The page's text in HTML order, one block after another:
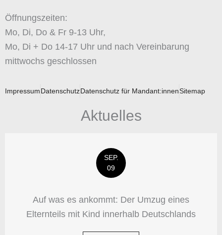
Öffnungszeiten:
Mo, Di, Do & Fr 9-13 Uhr,
Mo, Di + Do 14-17 Uhr und nach Vereinbarung
mittwochs geschlossen
ImpressumDatenschutzDatenschutz für Mandant:innenSitemap
Aktuelles
SEP.
09
Auf was es ankommt: Der Umzug eines
Elternteils mit Kind innerhalb Deutschlands